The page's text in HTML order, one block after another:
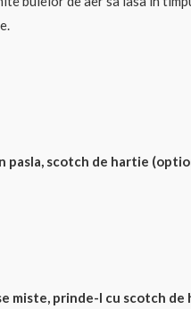
scotch de hartie
miste, prinde-l cu scotch